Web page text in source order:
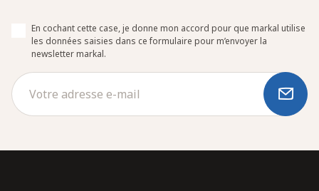
En cochant cette case, je donne mon accord pour que markal utilise
les données saisies dans ce formulaire pour m’envoyer la
newsletter markal.